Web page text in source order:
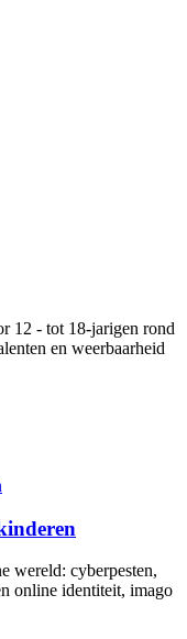
12 - tot 18-jarigen rond
en weerbaarheid
wereld: cyberpesten,
online identiteit, imago